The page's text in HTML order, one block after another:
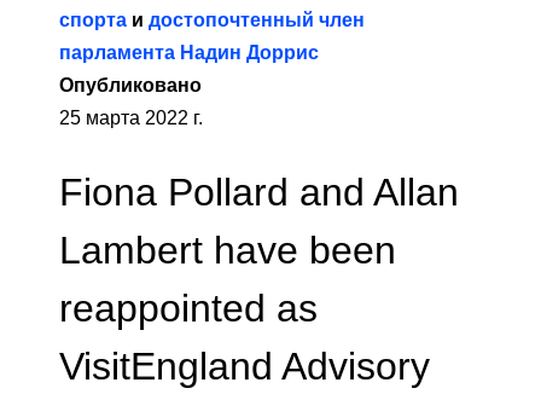
спорта и достопочтенный член
парламента Надин Доррис
Опубликовано
25 марта 2022 г.
Fiona Pollard and Allan
Lambert have been
reappointed as
VisitEngland Advisory